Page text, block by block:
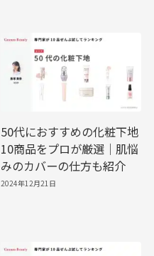
50代におすすめの化粧下地
10商品をプロが厳選｜肌悩
みのカバーの仕方も紹介
2024年12月21日